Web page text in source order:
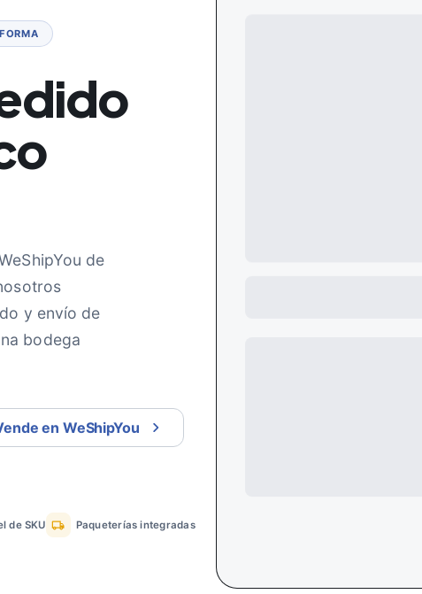
de
y envío de
bodega
en WeShipYou
de SKU Paqueterías integradas